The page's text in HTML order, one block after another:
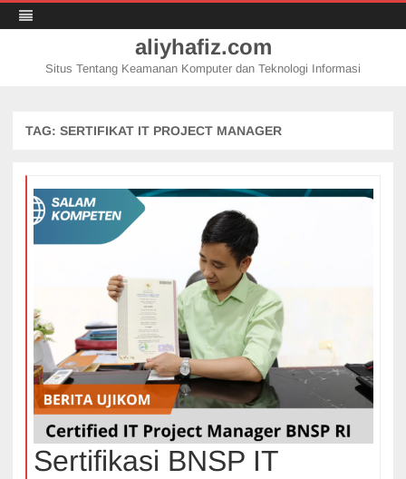
aliyhafiz.com
Situs Tentang Keamanan Komputer dan Teknologi Informasi
TAG: SERTIFIKAT IT PROJECT MANAGER
Sertifikasi BNSP IT